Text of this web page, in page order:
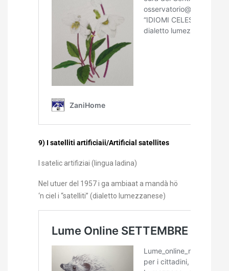
9) I satelliti artificiaii/Artificial satellites
I satelic artifiziai (lingua ladina)
Nel utuer del 1957 i ga ambiaat a mandà hö
‘n ciel i “satelliti” (dialetto lumezzanese)